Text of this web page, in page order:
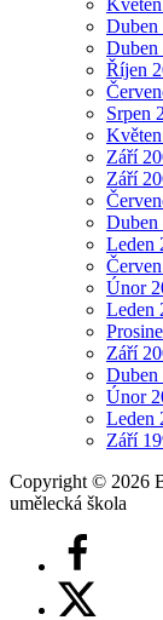
Duben
Duben
Říjen
Srpen
Září
Září
Duben
Leden
Únor
Leden
Září
Duben
Únor
Leden
Září
Copyright © 2026
umělecká škola